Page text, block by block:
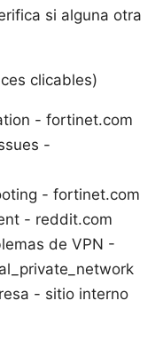
si alguna otra
clicables)
- fortinet.com
-
- fortinet.com
- reddit.com
de VPN -
- sitio interno